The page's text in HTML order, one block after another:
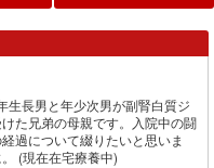
生長男と年少次男が副腎白質ジ
た兄弟の母親です。入院中の闘
過について綴りたいと思いま
(現在在宅療養中)